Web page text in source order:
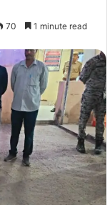
70 1 minute read